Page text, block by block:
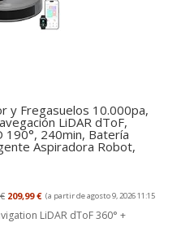
y Fregasuelos 10.000pa,
LiDAR dToF,
190°, 240min, Batería
Aspiradora Robot,
209,99 € (a partir de agosto 9, 2026 11:15
LiDAR dToF 360° +